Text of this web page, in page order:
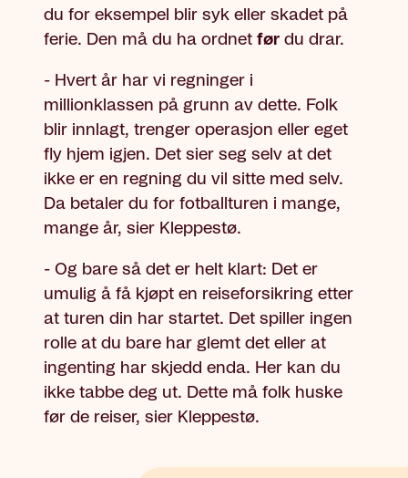
du for eksempel blir syk eller skadet på
ferie. Den må du ha ordnet før du drar.
- Hvert år har vi regninger i
millionklassen på grunn av dette. Folk
blir innlagt, trenger operasjon eller eget
fly hjem igjen. Det sier seg selv at det
ikke er en regning du vil sitte med selv.
Da betaler du for fotballturen i mange,
mange år, sier Kleppestø.
- Og bare så det er helt klart: Det er
umulig å få kjøpt en reiseforsikring etter
at turen din har startet. Det spiller ingen
rolle at du bare har glemt det eller at
ingenting har skjedd enda. Her kan du
ikke tabbe deg ut. Dette må folk huske
før de reiser, sier Kleppestø.